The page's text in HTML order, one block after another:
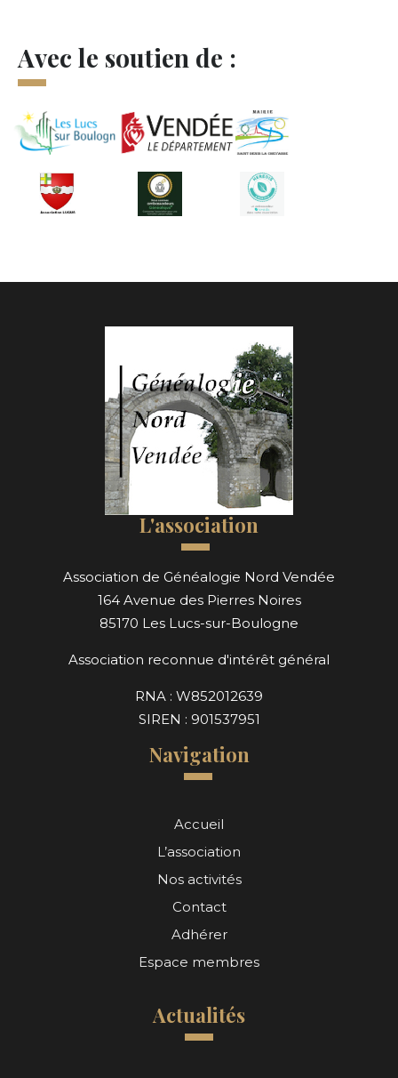
Avec le soutien de :
L'association
Association de Généalogie Nord Vendée
164 Avenue des Pierres Noires
85170 Les Lucs-sur-Boulogne
Association reconnue d'intérêt général
RNA : W852012639
SIREN : 901537951
Navigation
Accueil
L’association
Nos activités
Contact
Adhérer
Espace membres
Actualités